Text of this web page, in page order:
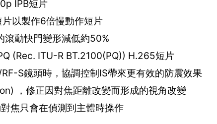
IPB短片
以製作6倍慢動作短片
動快門變形減低約50%
(Rec. ITU-R BT.2100(PQ)) H.265短片
S鏡頭時，協調控制IS帶來更有效的防震效果
，修正因對焦距離改變而形成的視角改變
焦只會在偵測到主體時操作